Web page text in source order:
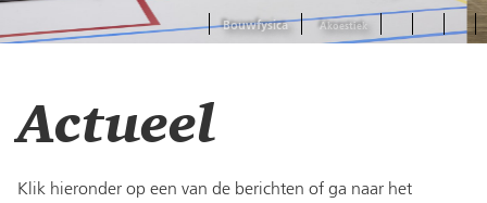
Bouwfysica
Actueel
Klik hieronder op een van de berichten of ga naar het